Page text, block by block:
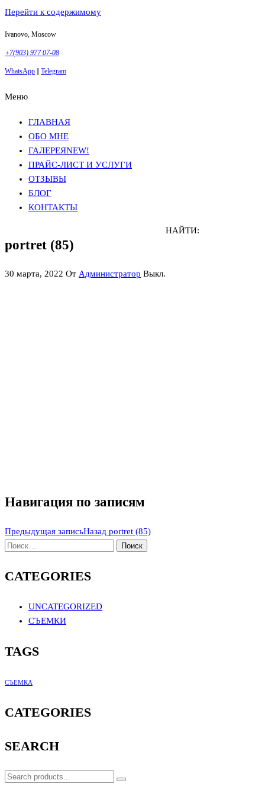
Перейти к содержимому
Ivanovo, Moscow
+7(903) 977 07-08
WhatsApp Telegram
Меню
ГЛАВНАЯ
ОБО МНЕ
ГАЛЕРЕЯNEW!
ПРАЙС-ЛИСТ И УСЛУГИ
ОТЗЫВЫ
БЛОГ
КОНТАКТЫ
portret (85)
30 марта, 2022 От Администратор Выкл.
Навигация по записям
Предыдущая записьНазад portret (85)
НАЙТИ:
CATEGORIES
UNCATEGORIZED
СЪЕМКИ
TAGS
СЪЕМКА
CATEGORIES
SEARCH